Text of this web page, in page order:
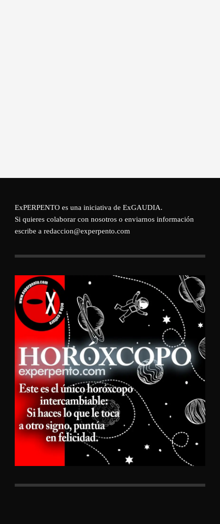
ExPERPENTO es una iniciativa de ExGAUDIA.
Si quieres colaborar con nosotros o enviarnos información
escribe a redaccion@experpento.com